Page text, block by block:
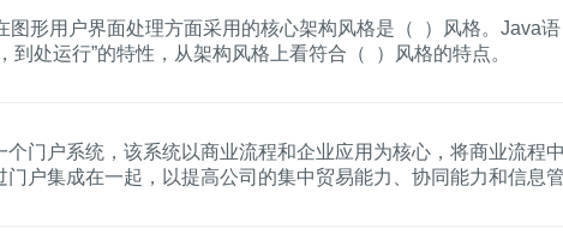
图形用户界面处理方面采用的核心架构风格是（ ）风格。Java语
到处运行”的特性，从架构风格上看符合（ ）风格的特点。
个门户系统，该系统以商业流程和企业应用为核心，将商业流程中
门户集成在一起，以提高公司的集中贸易能力、协同能力和信息管